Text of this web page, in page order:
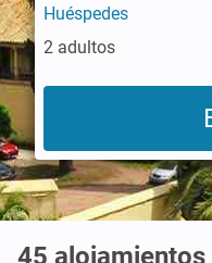
Huéspedes
2 adultos
45 alojamientos